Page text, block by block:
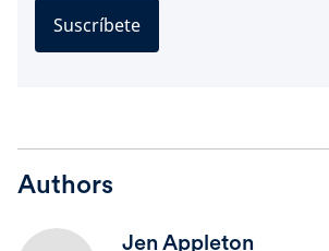
Suscríbete
Authors
Jen Appleton